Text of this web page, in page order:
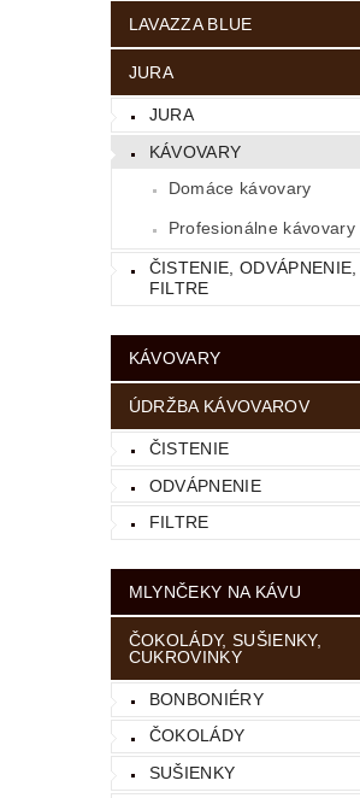
LAVAZZA BLUE
JURA
JURA
KÁVOVARY
Domáce kávovary
Profesionálne kávovary
ČISTENIE, ODVÁPNENIE,
FILTRE
KÁVOVARY
ÚDRŽBA KÁVOVAROV
ČISTENIE
ODVÁPNENIE
FILTRE
MLYNČEKY NA KÁVU
ČOKOLÁDY, SUŠIENKY,
CUKROVINKY
BONBONIÉRY
ČOKOLÁDY
SUŠIENKY